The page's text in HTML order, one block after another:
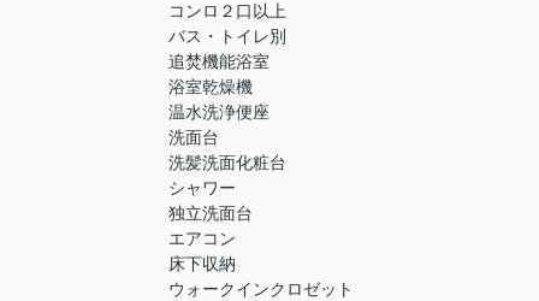
コンロ２口以上
バス・トイレ別
追焚機能浴室
浴室乾燥機
温水洗浄便座
洗面台
洗髪洗面化粧台
シャワー
独立洗面台
エアコン
床下収納
ウォークインクロゼット